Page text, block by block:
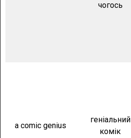
чогось
a comic genius
геніальний
комік